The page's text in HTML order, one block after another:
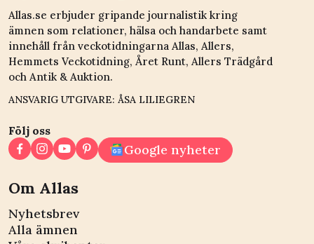
Allas.se erbjuder gripande journalistik kring
ämnen som relationer, hälsa och handarbete samt
innehåll från veckotidningarna Allas, Allers,
Hemmets Veckotidning, Året Runt, Allers Trädgård
och Antik & Auktion.
ANSVARIG UTGIVARE: ÅSA LILIEGREN
Följ oss
Google nyheter
Om Allas
Nyhetsbrev
Alla ämnen